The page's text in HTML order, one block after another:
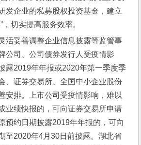
发企业的私募股权投资基金，建立
，切实提高服务效率。
妥善调整企业信息披露等监管事
公司、公司债券发行人受疫情影
露2019年年报或2020年第一季度季
、证券交易所、全国中小企业股份
安排。上市公司受疫情影响，难以
业绩快报的，可向证券交易所申请
预约日期披露2019年年报的，可向
至2020年4月30日前披露。湖北省